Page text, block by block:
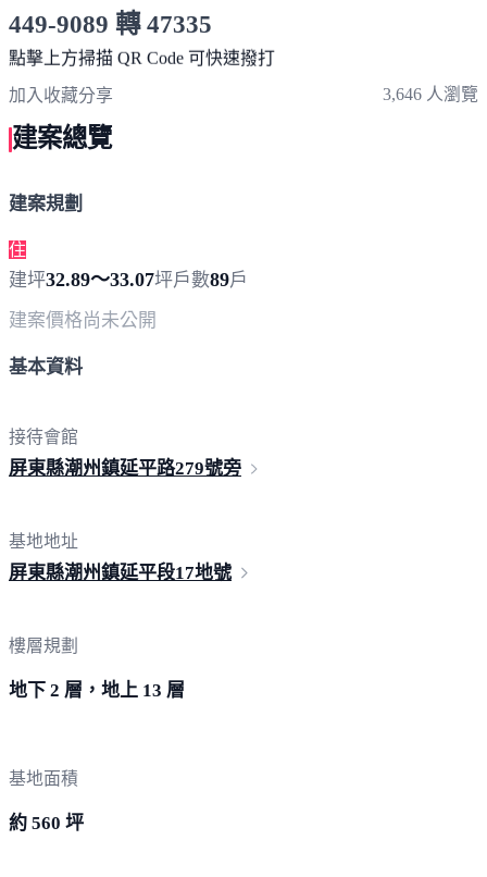
449-9089 轉 47335
服務時間 10:00～19:00
點擊上方掃描 QR Code 可快速撥打
加入收藏分享 3,646 人瀏覽
建案總覽
建案規劃
住
建坪32.89～33.07坪戶數89戶
建案價格尚未公開
基本資料
接待會館
屏東縣潮州鎮延平路279號旁
基地地址
屏東縣潮州鎮延平段17地號
樓層規劃
地下 2 層，地上 13 層
基地面積
約 560 坪